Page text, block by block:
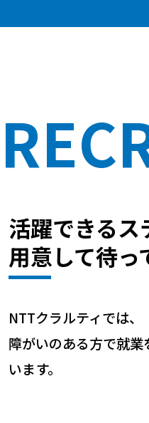
活躍できるス
用意して待っ
NTTクラルティでは、
障がいのある方で就業
います。